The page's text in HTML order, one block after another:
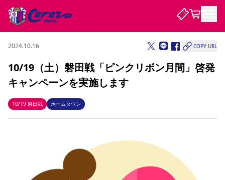
試合・チーム
試合について
試合日程 / 結果 順位表
チームについて
ハナサカプレーヤー
観戦する
チケット
法人シーズンシート 福祉サービス
譲渡サービス
観戦ガイド
クラブを知る
セレッソ大阪について
クラブ紹介 沿革 シーズン記録 求人情報
2024.10.16 COPY URL
10/19（土）磐田戦「ピンクリボン月間」啓発
キャンペーンを実施します
10/19 磐田戦 ホームタウン